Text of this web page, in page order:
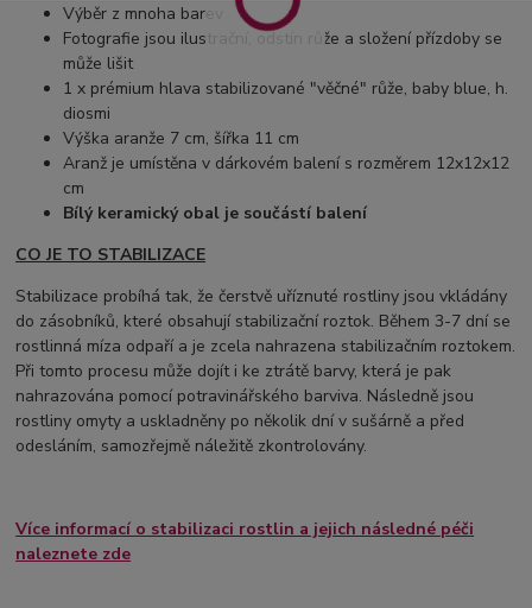
Výběr z mnoha barev
Fotografie jsou ilustrační, odstín růže a složení přízdoby se
může lišit
1 x prémium hlava stabilizované "věčné" růže, baby blue, h.
diosmi
Výška aranže 7 cm, šířka 11 cm
Aranž je umístěna v dárkovém balení s rozměrem 12x12x12
cm
Bílý keramický obal je součástí balení
CO JE TO STABILIZACE
Stabilizace probíhá tak, že čerstvě uříznuté rostliny jsou vkládány
do zásobníků, které obsahují stabilizační roztok. Během 3-7 dní se
rostlinná míza odpaří a je zcela nahrazena stabilizačním roztokem.
Při tomto procesu může dojít i ke ztrátě barvy, která je pak
nahrazována pomocí potravinářského barviva. Následně jsou
rostliny omyty a uskladněny po několik dní v sušárně a před
odesláním, samozřejmě náležitě zkontrolovány.
Více informací o stabilizaci rostlin a jejich následné péči
naleznete zde